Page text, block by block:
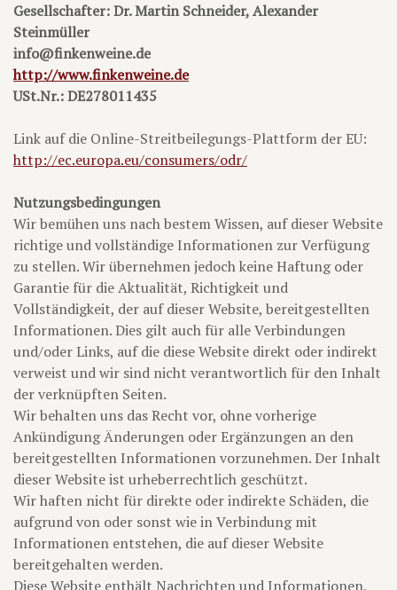
Gesellschafter: Dr. Martin Schneider, Alexander
Steinmüller
info@finkenweine.de
http://www.finkenweine.de
USt.Nr.: DE278011435
Link auf die Online-Streitbeilegungs-Plattform der EU:
http://ec.europa.eu/consumers/odr/
Nutzungsbedingungen
Wir bemühen uns nach bestem Wissen, auf dieser Website
richtige und vollständige Informationen zur Verfügung
zu stellen. Wir übernehmen jedoch keine Haftung oder
Garantie für die Aktualität, Richtigkeit und
Vollständigkeit, der auf dieser Website, bereitgestellten
Informationen. Dies gilt auch für alle Verbindungen
und/oder Links, auf die diese Website direkt oder indirekt
verweist und wir sind nicht verantwortlich für den Inhalt
der verknüpften Seiten.
Wir behalten uns das Recht vor, ohne vorherige
Ankündigung Änderungen oder Ergänzungen an den
bereitgestellten Informationen vorzunehmen. Der Inhalt
dieser Website ist urheberrechtlich geschützt.
Wir haften nicht für direkte oder indirekte Schäden, die
aufgrund von oder sonst wie in Verbindung mit
Informationen entstehen, die auf dieser Website
bereitgehalten werden.
Diese Website enthält Nachrichten und Informationen,